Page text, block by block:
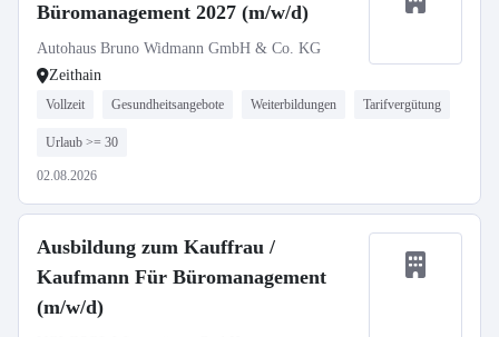
Büromanagement 2027 (m/w/d)
Autohaus Bruno Widmann GmbH & Co. KG
Zeithain
Vollzeit Gesundheitsangebote Weiterbildungen Tarifvergütung
Urlaub >= 30
02.08.2026
Ausbildung zum Kauffrau /
Kaufmann Für Büromanagement
(m/w/d)